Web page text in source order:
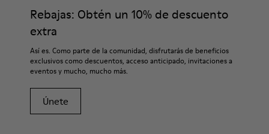
Plantilla de PU
Forro
adecuados para el cuidado del calzado los protegerá y hará
que duren más.
Para obtener instrucciones detalladas sobre cómo cuidar tu
par, visita nuestraGuía de Cuidado del Calzado .
Rebajas: Obtén un 10% de descuento
extra
Así es. Como parte de la comunidad, disfrutarás de beneficios
exclusivos como descuentos, acceso anticipado, invitaciones a
eventos y mucho, mucho más.
Únete